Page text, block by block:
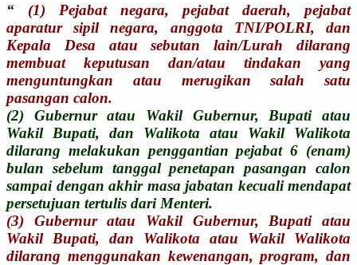
“ (1) Pejabat negara, pejabat daerah, pejabat
aparatur sipil negara, anggota TNI/POLRI, dan
Kepala Desa atau sebutan lain/Lurah dilarang
membuat keputusan dan/atau tindakan yang
menguntungkan atau merugikan salah satu
pasangan calon.
(2) Gubernur atau Wakil Gubernur, Bupati atau
Wakil Bupati, dan Walikota atau Wakil Walikota
dilarang melakukan penggantian pejabat 6 (enam)
bulan sebelum tanggal penetapan pasangan calon
sampai dengan akhir masa jabatan kecuali mendapat
persetujuan tertulis dari Menteri.
(3) Gubernur atau Wakil Gubernur, Bupati atau
Wakil Bupati, dan Walikota atau Wakil Walikota
dilarang menggunakan kewenangan, program, dan